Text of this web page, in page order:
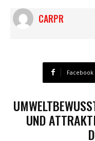
CARPR
Facebook
UND